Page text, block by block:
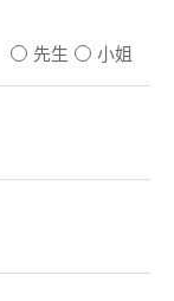
先生
小姐